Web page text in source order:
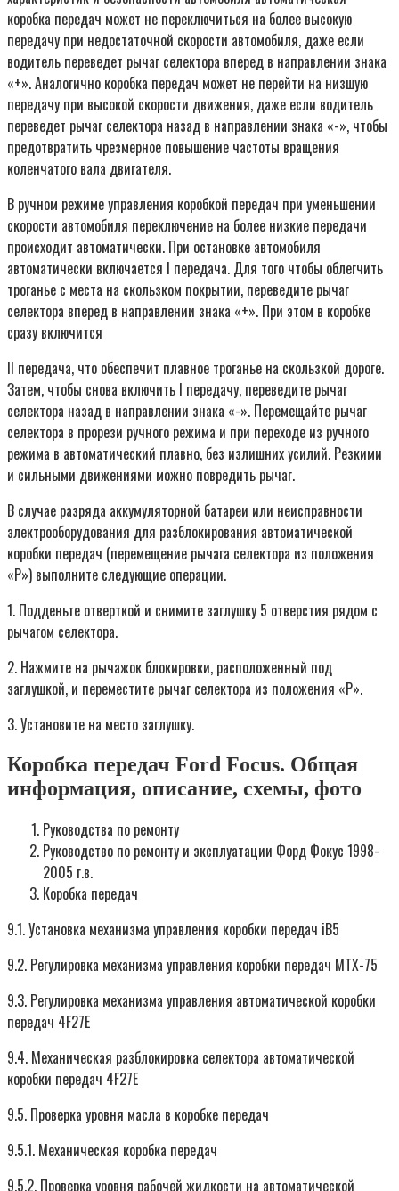
коробка передач может не переключиться на более высокую
передачу при недостаточной скорости автомобиля, даже если
водитель переведет рычаг селектора вперед в направлении знака
«+». Аналогично коробка передач может не перейти на низшую
передачу при высокой скорости движения, даже если водитель
переведет рычаг селектора назад в направлении знака «-», чтобы
предотвратить чрезмерное повышение частоты вращения
коленчатого вала двигателя.
В ручном режиме управления коробкой передач при уменьшении
скорости автомобиля переключение на более низкие передачи
происходит автоматически. При остановке автомобиля
автоматически включается I передача. Для того чтобы облегчить
троганье с места на скользком покрытии, переведите рычаг
селектора вперед в направлении знака «+». При этом в коробке
сразу включится
II передача, что обеспечит плавное троганье на скользкой дороге.
Затем, чтобы снова включить I передачу, переведите рычаг
селектора назад в направлении знака «-». Перемещайте рычаг
селектора в прорези ручного режима и при переходе из ручного
режима в автоматический плавно, без излишних усилий. Резкими
и сильными движениями можно повредить рычаг.
В случае разряда аккумуляторной батареи или неисправности
электрооборудования для разблокирования автоматической
коробки передач (перемещение рычага селектора из положения
«Р») выполните следующие операции.
1. Подденьте отверткой и снимите заглушку 5 отверстия рядом с
рычагом селектора.
2. Нажмите на рычажок блокировки, расположенный под
заглушкой, и переместите рычаг селектора из положения «Р».
3. Установите на место заглушку.
Коробка передач Ford Focus. Общая
информация, описание, схемы, фото
Руководства по ремонту
Руководство по ремонту и эксплуатации Форд Фокус 1998-
2005 г.в.
Коробка передач
9.1. Установка механизма управления коробки передач iB5
9.2. Регулировка механизма управления коробки передач MTX-75
9.3. Регулировка механизма управления автоматической коробки
передач 4F27E
9.4. Механическая разблокировка селектора автоматической
коробки передач 4F27E
9.5. Проверка уровня масла в коробке передач
9.5.1. Механическая коробка передач
9.5.2. Проверка уровня рабочей жидкости на автоматической